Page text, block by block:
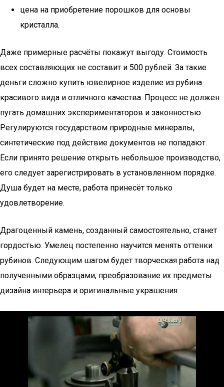
цена на приобретение порошков для основы
кристалла.
Даже примерные расчёты покажут выгоду. Стоимость
всех составляющих не составит и 500 рублей. За такие
деньги сложно купить ювелирное изделие из рубина
красивого вида и отличного качества. Процесс не должен
пугать домашних экспериментаторов и законностью.
Регулируются государством природные минералы,
синтетические под действие документов не попадают.
Если принято решение открыть небольшое производство,
его следует зарегистрировать в установленном порядке.
Душа будет на месте, работа принесёт только
удовлетворение.
Драгоценный камень, созданный самостоятельно, станет
гордостью. Умелец постепенно научится менять оттенки
рубинов. Следующим шагом будет творческая работа над
полученными образцами, преобразование их предметы
дизайна интерьера и оригинальные украшения.